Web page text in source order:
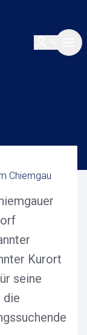
Chiemgau
Kurort
seine
die